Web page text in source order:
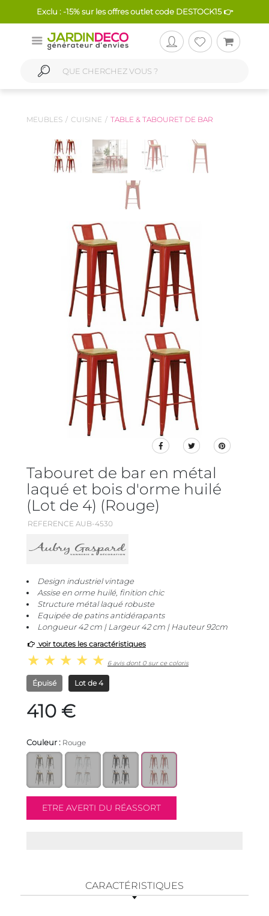
Exclu : -15% sur les offres outlet code DESTOCK15 👉
MEUBLES CUISINE TABLE & TABOURET DE BAR
Tabouret de bar en métal
laqué et bois d'orme huilé
(Lot de 4) (Rouge)
REFERENCE AUB-4530
Design industriel vintage
Assise en orme huilé, finition chic
Structure métal laqué robuste
Equipée de patins antidérapants
Longueur 42 cm | Largeur 42 cm | Hauteur 92cm
voir toutes les caractéristiques
6 avis dont 0 sur ce coloris
Épuisé Lot de 4
410 €
Couleur : Rouge
CARACTÉRISTIQUES